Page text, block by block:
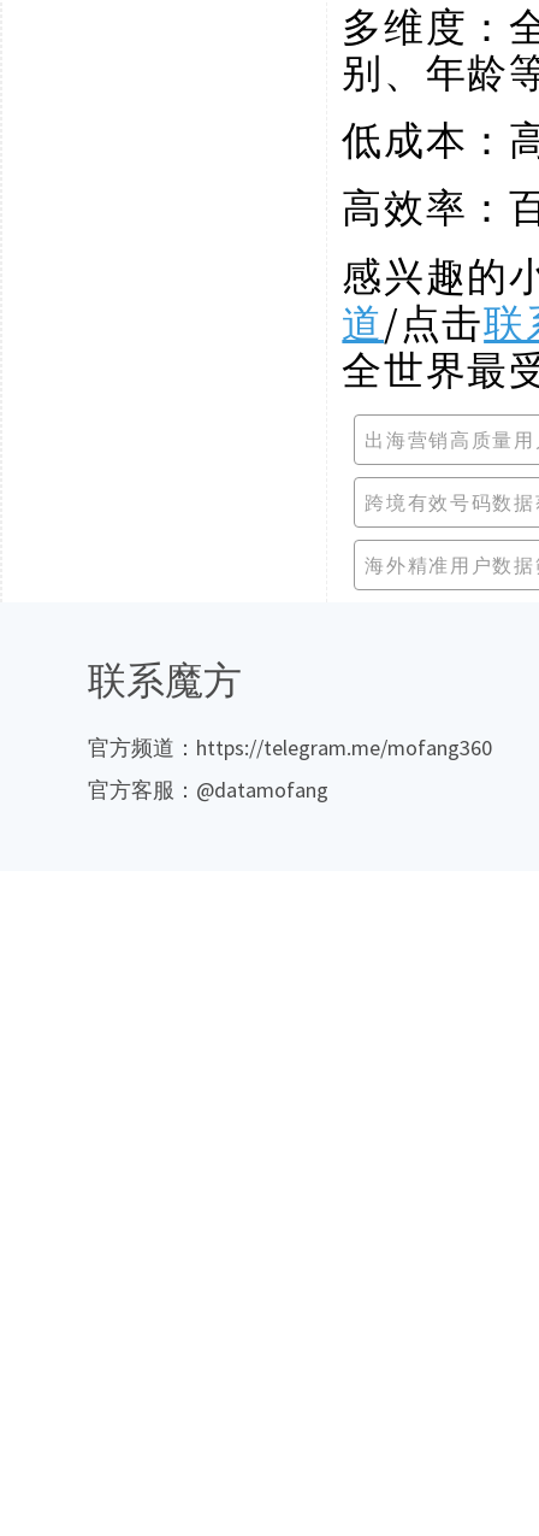
多维度：
别、年龄
低成本：
高效率：
感兴趣的
道/点击联
全世界最
出海营销高质量
跨境有效号码数
海外精准用户数
联系魔方
官方频道：https://telegram.me/mofang360
官方客服：@datamofang